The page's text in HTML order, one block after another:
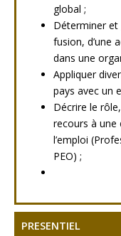
global ;
Déterminer et
fusion, d’une
dans une
Appliquer
pays avec un
Décrire le
recours à une
l’emploi
PEO) ;
PRESENTIEL